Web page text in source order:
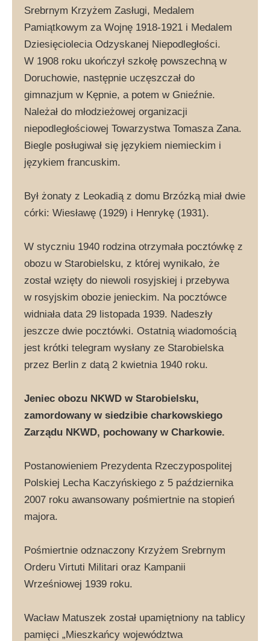
Srebrnym Krzyżem Zasługi, Medalem
Pamiątkowym za Wojnę 1918-1921 i Medalem
Dziesięciolecia Odzyskanej Niepodległości.
W 1908 roku ukończył szkołę powszechną w
Doruchowie, następnie uczęszczał do
gimnazjum w Kępnie, a potem w Gnieźnie.
Należał do młodzieżowej organizacji
niepodległościowej Towarzystwa Tomasza Zana.
Biegle posługiwał się językiem niemieckim i
językiem francuskim.
Był żonaty z Leokadią z domu Brzózką miał dwie
córki: Wiesławę (1929) i Henrykę (1931).
W styczniu 1940 rodzina otrzymała pocztówkę z
obozu w Starobielsku, z której wynikało, że
został wzięty do niewoli rosyjskiej i przebywa
w rosyjskim obozie jenieckim. Na pocztówce
widniała data 29 listopada 1939. Nadeszły
jeszcze dwie pocztówki. Ostatnią wiadomością
jest krótki telegram wysłany ze Starobielska
przez Berlin z datą 2 kwietnia 1940 roku.
Jeniec obozu NKWD w Starobielsku,
zamordowany w siedzibie charkowskiego
Zarządu NKWD, pochowany w Charkowie.
Postanowieniem Prezydenta Rzeczypospolitej
Polskiej Lecha Kaczyńskiego z 5 października
2007 roku awansowany pośmiertnie na stopień
majora.
Pośmiertnie odznaczony Krzyżem Srebrnym
Orderu Virtuti Militari oraz Kampanii
Wrześniowej 1939 roku.
Wacław Matuszek został upamiętniony na tablicy
pamięci „Mieszkańcy województwa